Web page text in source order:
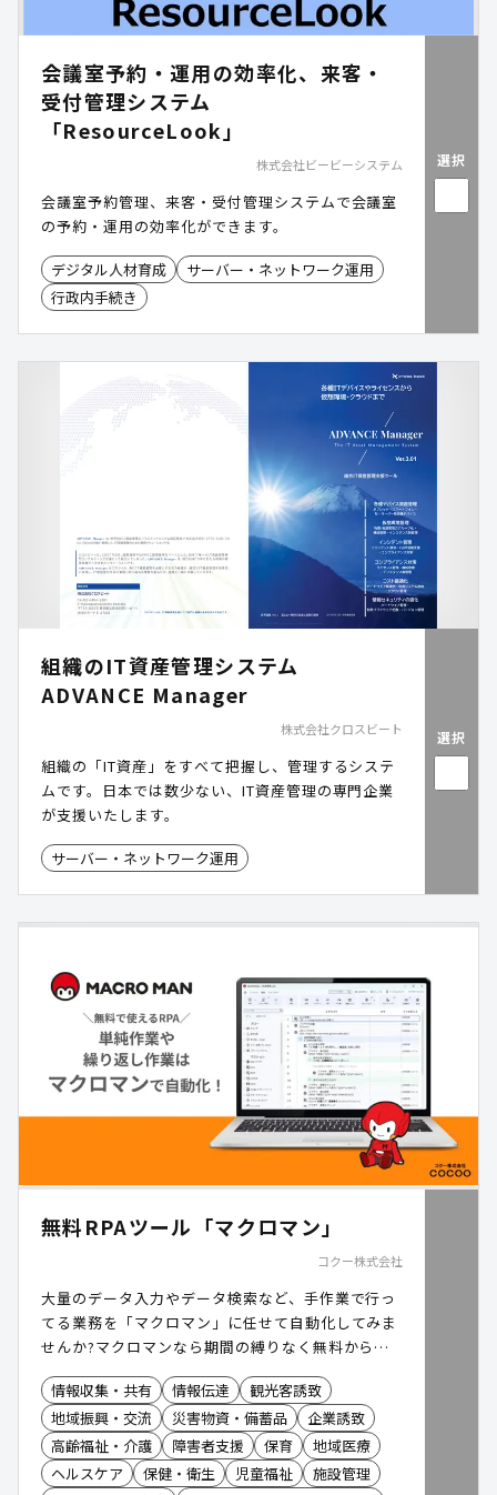
会議室予約・運用の効率化、来客・
受付管理システム
「ResourceLook」
株式会社ビービーシステム
会議室予約管理、来客・受付管理システムで会議室
の予約・運用の効率化ができます。
デジタル人材育成
サーバー・ネットワーク運用
行政内手続き
選択
組織のIT資産管理システム
ADVANCE Manager
株式会社クロスビート
組織の「IT資産」をすべて把握し、管理するシステ
ムです。日本では数少ない、IT資産管理の専門企業
が支援いたします。
サーバー・ネットワーク運用
選択
無料RPAツール「マクロマン」
コクー株式会社
大量のデータ入力やデータ検索など、手作業で行っ
てる業務を「マクロマン」に任せて自動化してみま
せんか?マクロマンなら期間の縛りなく無料から利
用できます。
情報収集・共有
情報伝達
観光客誘致
地域振興・交流
災害物資・備蓄品
企業誘致
高齢福祉・介護
障害者支援 保育
地域医療
ヘルスケア
保健・衛生 児童福祉
施設管理